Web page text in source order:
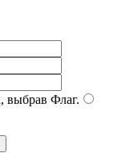
выбрав Флаг.